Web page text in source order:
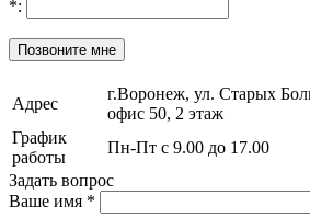
*:
Позвоните мне
Адрес
г.Воронеж, ул. Старых
офис 50, 2 этаж
График
работы
Пн-Пт с 9.00 до 17.00
Задать вопрос
Ваше имя *